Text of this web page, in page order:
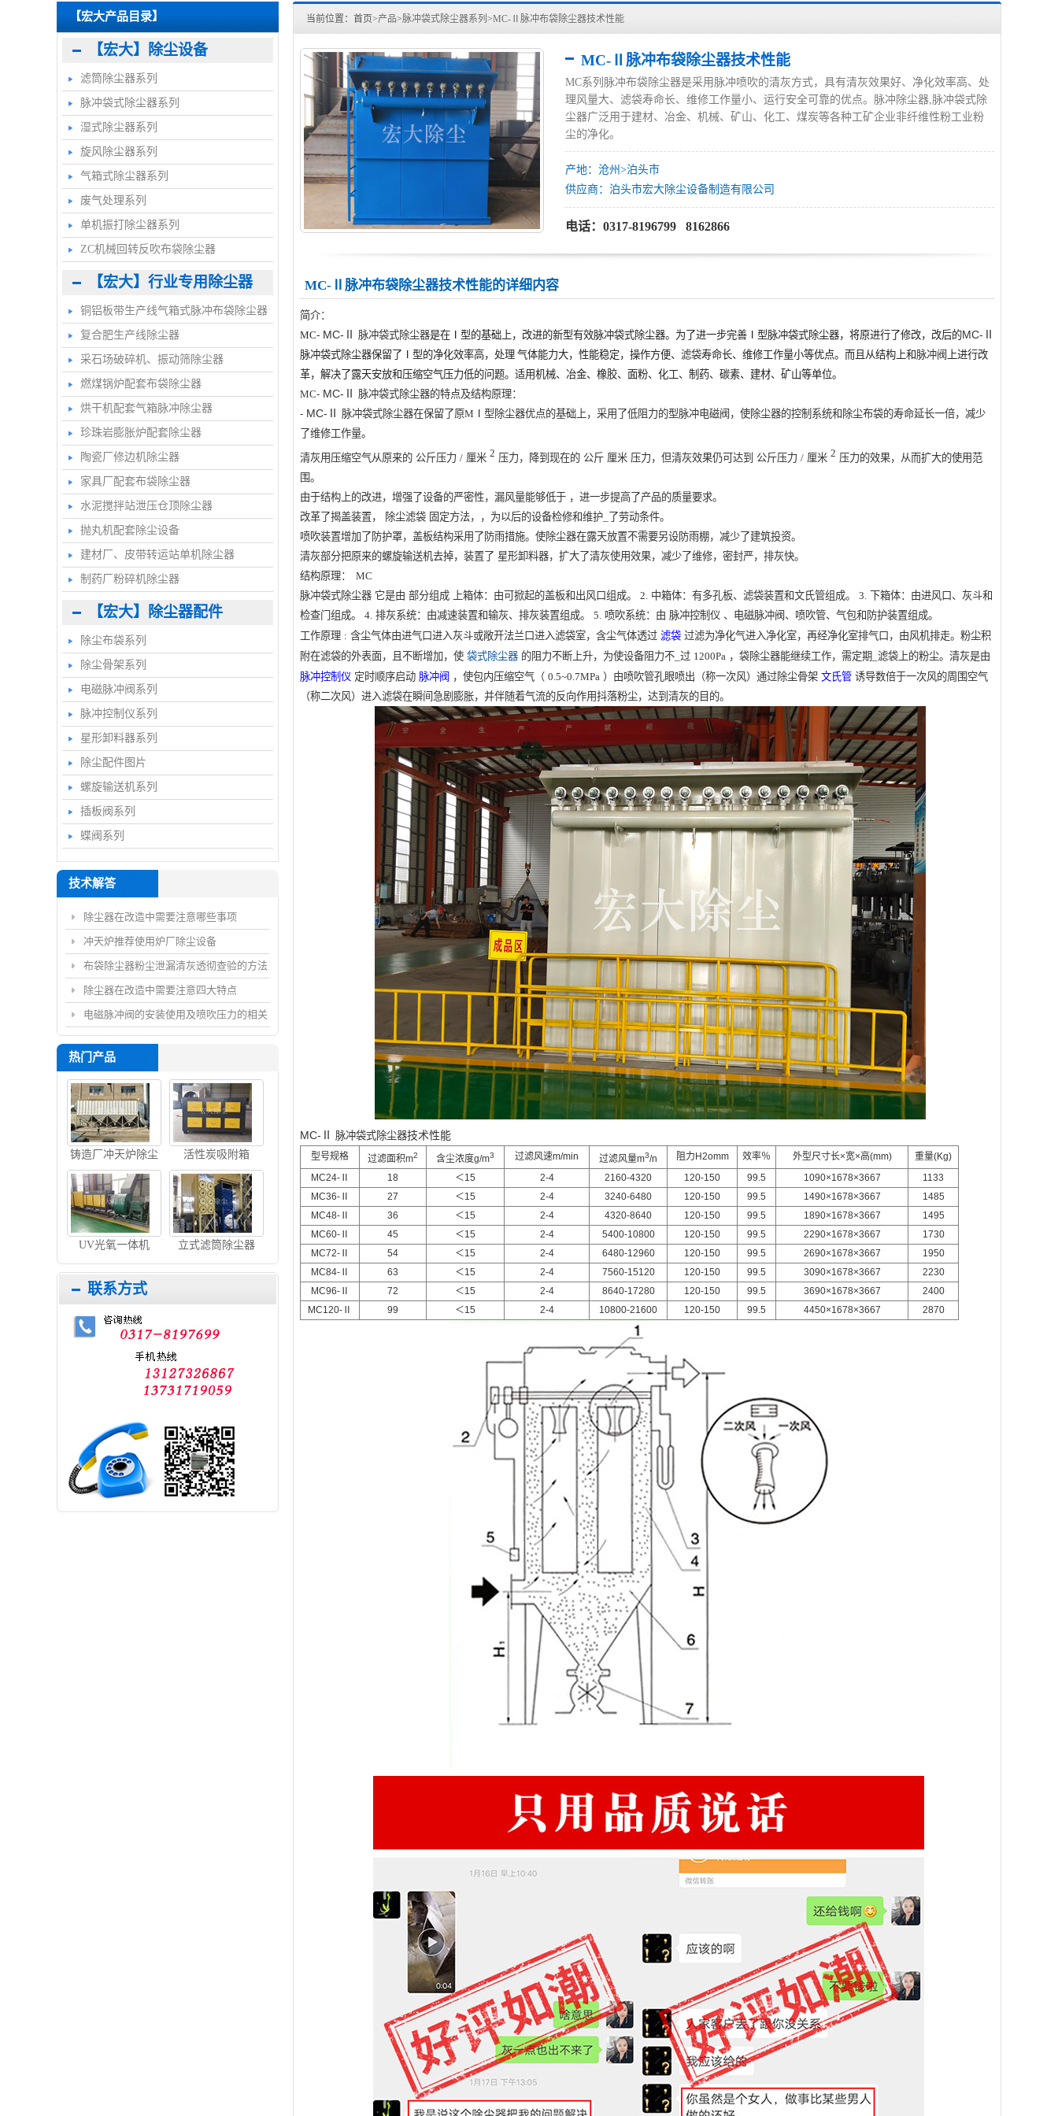
当前位置： 首页>产品>脉冲袋式除尘器系列 >MC-Ⅱ脉冲布袋除尘器技术性能
MC-Ⅱ脉冲布袋除尘器技术性能
MC系列脉冲布袋除尘器是采用脉冲喷吹的清灰方式，具有清灰效果好、净化效率高、处
理风量大、滤袋寿命长、维修工作量小、运行安全可靠的优点。脉冲除尘器,脉冲袋式除
尘器广泛用于建材、冶金、机械、矿山、化工、煤炭等各种工矿企业非纤维性粉工业粉
尘的净化。
产地：沧州>泊头市
供应商：泊头市宏大除尘设备制造有限公司
电话：0317-8196799 8162866
MC-Ⅱ脉冲布袋除尘器技术性能的详细内容
简介：
MC- MC-Ⅱ 脉冲袋式除尘器是在 型的基础上，改进的新型有效脉冲袋式除尘器。为了进一步完善 型脉冲袋式除尘器，将原进行了修改，改后的MC-Ⅱ
脉冲袋式除尘器保留了 型的净化效率高，处理 气体能力大，性能稳定，操作方便、 滤袋寿命长、维修工作量小等优点。而且从结构上和脉冲阀 上进行改
革，解决了露天安放和压缩空气压力低的问题。适用机械、冶金、橡胶、面粉、化工、制药、碳素、建材、矿山等单位。
MC- MC-Ⅱ 脉冲袋式除尘器的特点及结构原理：
- MC-Ⅱ 脉冲袋式除尘器在保留了原M 型除尘器优点的基础上，采用了低阻力的型脉冲电磁阀 ，使除尘器的控制系统和 除尘布袋的寿命延长一倍，减少
了维修工作量。
清灰用压缩空气从原来的 公斤压力 / 厘米 2 压力，降到现在的 公斤 厘米 压力，但清灰效果仍可达到 公斤压力 / 厘米 2 压力的效果，从而扩大的使用范
围。
由于结构上的改进，增强了设备的严密性，漏风量能够低于 ，进一步提高了产品的质量要求。
改革了揭盖装置，
除尘滤袋 固定方法，，为以后的设备检修和维护_了劳动条件。
喷吹装置增加了防护罩，盖板结构采用了防雨措施。使除尘器在露天放置不需要另设防雨棚，减少了建筑投资。
清灰部分把原来的螺旋输送机去掉，装置了 星形卸料器，扩大了清灰使用效果，减少了维修，密封严，排灰快。
结构原理： MC
脉冲袋式除尘器 它是由 部分组成 上箱体：由可掀起的盖板和出风口组成。 2. 中箱体：有多孔板、滤袋装置和文氏管组成。 3. 下箱体：由进风口、灰斗和
检查门组成。
4. 排灰系统：由减速装置和输灰、排灰装置组成。 5. 喷吹系统：由 脉冲控制仪 、电磁脉冲阀、喷吹管、气包和防护装置组成。
工作原理 : 含尘气体由进气口进入灰斗或敞开法兰口进入滤袋室，含尘气体透过 滤袋 过滤为净化气进入净化室，再经净化室排气口，由风机排走。粉尘积
附在滤袋的外表面，且不断增加，使 袋式除尘器 的阻力不断上升，为使设备阻力不_过 1200Pa ，袋除尘器能继续工作，需定期_滤袋上的粉尘。清灰是由
脉冲控制仪 定时顺序启动 脉冲阀 ，使包内压缩空气（ 0.5~0.7MPa ）由喷吹管孔眼喷出（称一次风）通过除尘骨架 文氏管 诱导数倍于一次风的周围空气
（称二次风）进入滤袋在瞬间急剧膨胀，并伴随着气流的反向作用抖落粉尘，达到清灰的目的。
MC-Ⅱ 脉冲袋式除尘器技术性能
型号规格 过滤面积m2 含尘浓度g/m3 过滤风速m/min 过滤风量m3/n 阻力H2omm 效率％ 外型尺寸长×宽×高(mm)
重量(Kg)
MC24-Ⅱ
18 ＜15 2-4 2160-4320 120-150 99.5 1090×1678×3667
1133
MC36-Ⅱ
27 ＜15 2-4 3240-6480 120-150 99.5 1490×1678×3667
1485
MC48-Ⅱ
36 ＜15 2-4 4320-8640 120-150 99.5 1890×1678×3667
1495
MC60-Ⅱ
45 ＜15 2-4 5400-10800 120-150 99.5 2290×1678×3667
1730
MC72-Ⅱ
54 ＜15 2-4 6480-12960 120-150 99.5 2690×1678×3667
1950
MC84-Ⅱ
63 ＜15 2-4 7560-15120 120-150 99.5 3090×1678×3667
2230
MC96-Ⅱ
72 ＜15 2-4 8640-17280 120-150 99.5 3690×1678×3667
2400
MC120-Ⅱ
99 ＜15 2-4 10800-21600 120-150 99.5 4450×1678×3667 2870
【宏大产品目录】
【宏大】除尘设备
滤筒除尘器系列
脉冲袋式除尘器系列
湿式除尘器系列
旋风除尘器系列
气箱式除尘器系列
废气处理系列
单机振打除尘器系列
ZC机械回转反吹布袋除尘器
【宏大】行业专用除尘器
铜铝板带生产线气箱式脉冲布袋除尘器
复合肥生产线除尘器
采石场破碎机、振动筛除尘器
燃煤锅炉配套布袋除尘器
烘干机配套气箱脉冲除尘器
珍珠岩膨胀炉配套除尘器
陶瓷厂修边机除尘器
家具厂配套布袋除尘器
水泥搅拌站泄压仓顶除尘器
抛丸机配套除尘设备
建材厂、皮带转运站单机除尘器
制药厂粉碎机除尘器
【宏大】除尘器配件
除尘布袋系列
除尘骨架系列
电磁脉冲阀系列
脉冲控制仪系列
星形卸料器系列
除尘配件图片
螺旋输送机系列
插板阀系列
蝶阀系列
技术解答
除尘器在改造中需要注意哪些事项
冲天炉推荐使用炉厂除尘设备
布袋除尘器粉尘泄漏清灰透彻查验的方法
除尘器在改造中需要注意四大特点
电磁脉冲阀的安装使用及喷吹压力的相关
事项
热门产品
铸造厂冲天炉除尘
设备
活性炭吸附箱
UV光氧一体机 立式滤筒除尘器
联系方式